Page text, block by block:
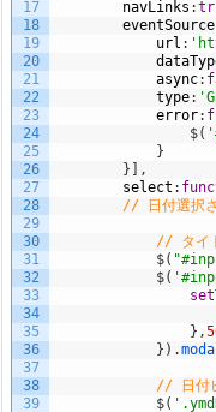
17
18
19
20
21
22
23
24
25
26
27
28
29
30
31
32
33
34
35
36
37
38
39
navLinks :
url :
async:
type:
error:
$(
}
}
,
select :
// 日付選択さ
// タイ
$(
$(
} ,
} ) .
// 日付
$(